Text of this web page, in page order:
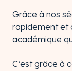
Grâce à nos
rapidement et
académique
C’est grâce à